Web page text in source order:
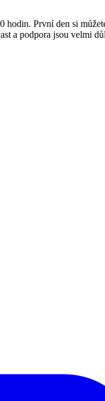
První den si
a podpora jsou velmi